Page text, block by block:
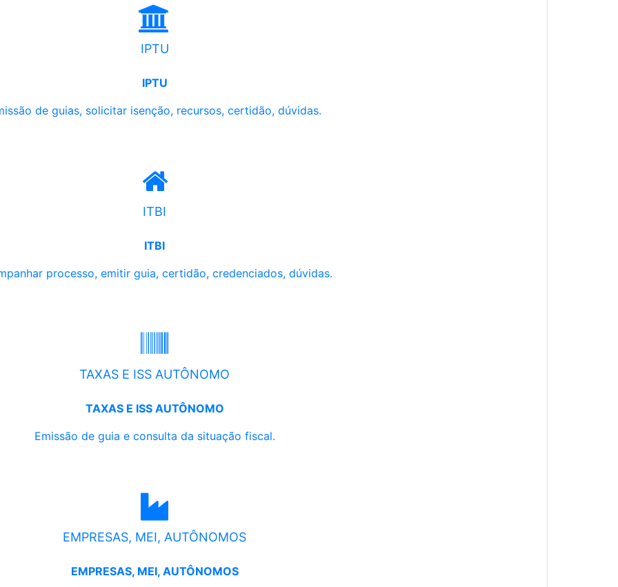
IPTU
IPTU
de guias, solicitar isenção, recursos, certidão, dúvidas.
ITBI
ITBI
processo, emitir guia, certidão, credenciados, dúvidas.
TAXAS E ISS AUTÔNOMO
TAXAS E ISS AUTÔNOMO
Emissão de guia e consulta da situação fiscal.
EMPRESAS, MEI, AUTÔNOMOS
EMPRESAS, MEI, AUTÔNOMOS